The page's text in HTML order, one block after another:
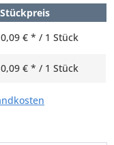
Stückpreis
0,09 € * / 1 Stück
0,09 € * / 1 Stück